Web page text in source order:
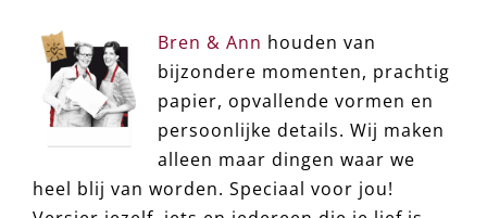
Bren & Ann houden van
bijzondere momenten, prachtig
papier, opvallende vormen en
persoonlijke details. Wij maken
alleen maar dingen waar we
heel blij van worden. Speciaal voor jou!